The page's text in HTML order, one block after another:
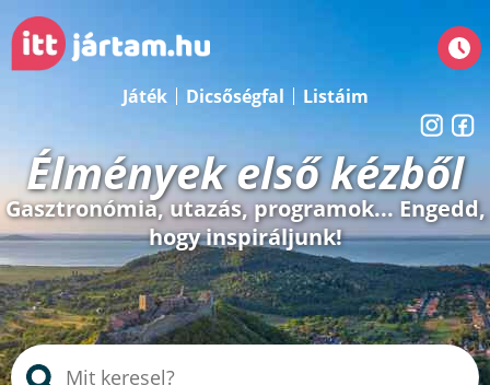
Játék Dicsőségfal Listáim
Élmények első kézből
Gasztronómia, utazás, programok... Engedd,
hogy inspiráljunk!